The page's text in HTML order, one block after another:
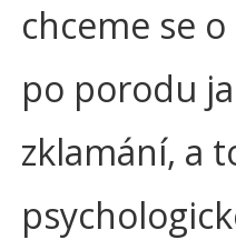
chceme se
po porodu
zklamání, a